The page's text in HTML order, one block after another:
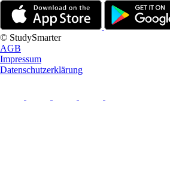
© StudySmarter
AGB
Impressum
Datenschutzerklärung